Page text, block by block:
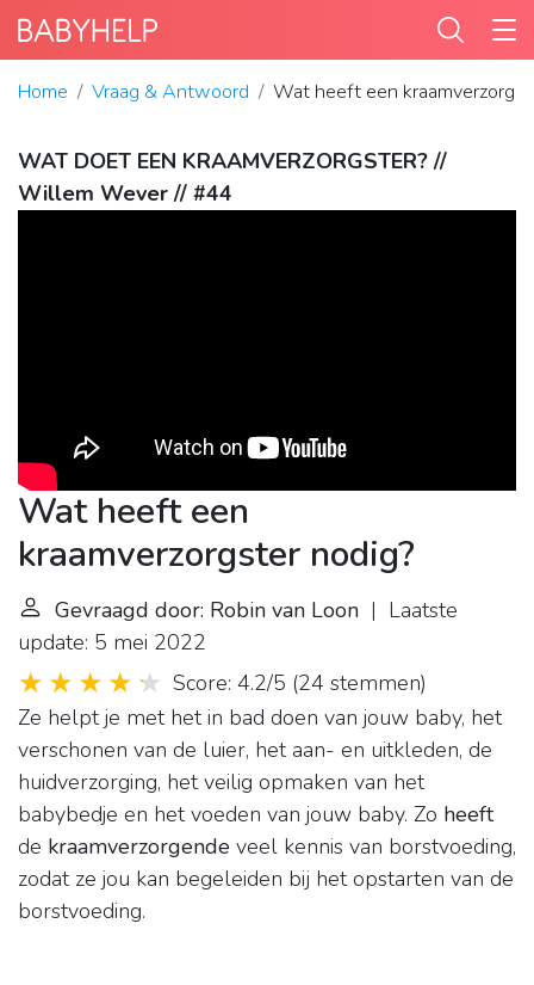
Home Vraag & Antwoord Wat heeft een
WAT DOET EEN KRAAMVERZORGSTER? //
Willem Wever // #44
Wat heeft een
kraamverzorgster nodig?
Gevraagd door: Robin van Loon | Laatste
update: 5 mei 2022
Score: 4.2/5 (24 stemmen)
Ze helpt je met het in bad doen van jouw baby, het
verschonen van de luier, het aan- en uitkleden, de
huidverzorging, het veilig opmaken van het
babybedje en het voeden van jouw baby. Zo heeft
de kraamverzorgende veel kennis van borstvoeding,
zodat ze jou kan begeleiden bij het opstarten van de
borstvoeding.